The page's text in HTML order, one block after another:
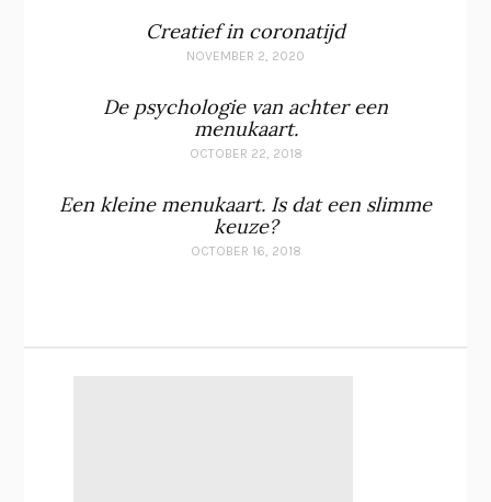
Creatief in coronatijd
NOVEMBER 2, 2020
De psychologie van achter een
menukaart.
OCTOBER 22, 2018
Een kleine menukaart. Is dat een slimme
keuze?
OCTOBER 16, 2018